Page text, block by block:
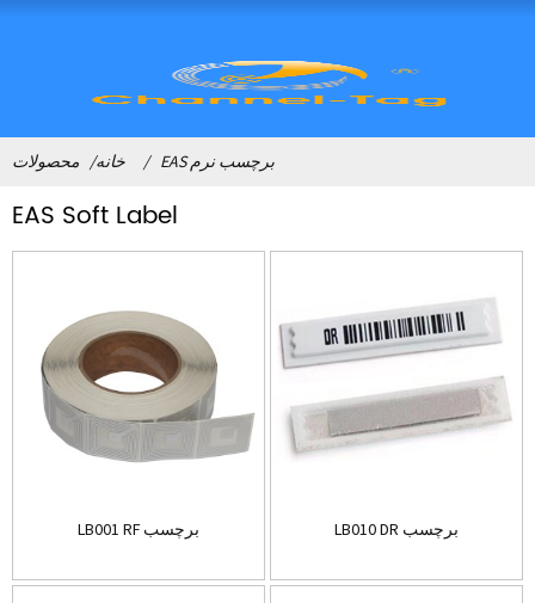
خانه محصولات EAS برچسب نرم
EAS Soft Label
LB001 RF برچسب LB010 DR برچسب